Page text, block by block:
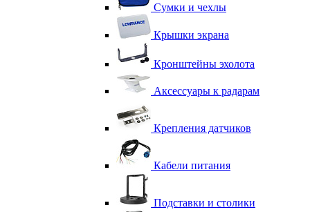
Сумки и чехлы
Крышки экрана
Кронштейны эхолота
Аксессуары к радарам
Крепления датчиков
Кабели питания
Подставки и столики